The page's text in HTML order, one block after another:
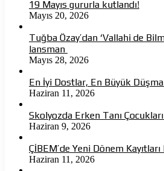
19 Mayıs gururla kutlandı!
Mayıs 20, 2026
Tuğba Özay’dan ‘Vallahi de
lansman
Mayıs 28, 2026
En İyi Dostlar, En Büyük
Haziran 11, 2026
Skolyozda Erken Tanı
Haziran 9, 2026
ÇİBEM’de Yeni Dönem Kayıtları
Haziran 11, 2026